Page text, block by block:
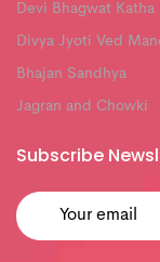
Devi Bhagwat Katha
Divya Jyoti Ved
Bhajan Sandhya
Jagran and Chowki
Subscribe